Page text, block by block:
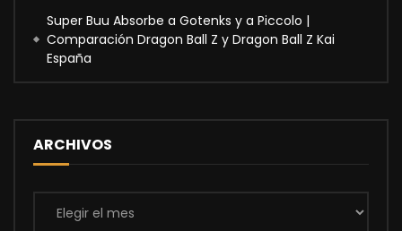
Super Buu Absorbe a Gotenks y a Piccolo |
Comparación Dragon Ball Z y Dragon Ball Z Kai
España
ARCHIVOS
Archivos